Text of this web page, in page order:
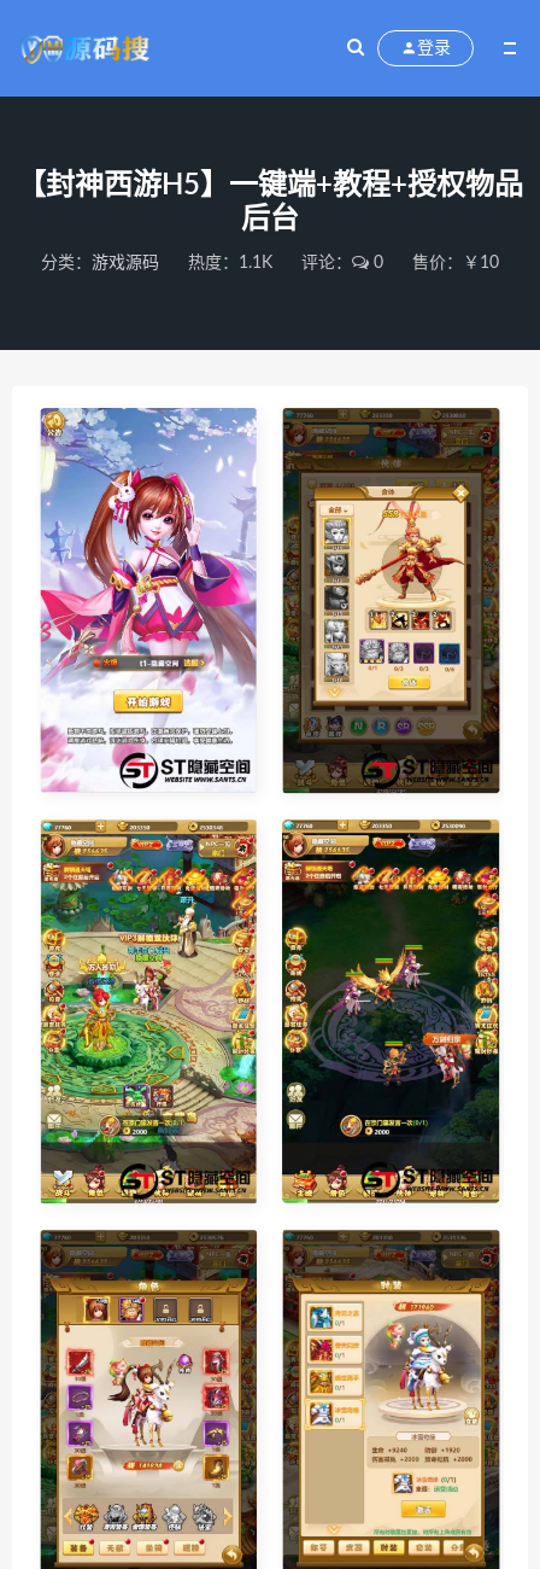
登录
【封神西游H5】一键端+教程+授权物品
后台
分类： 游戏源码 热度：1.1K 评论： 0 售价：￥10